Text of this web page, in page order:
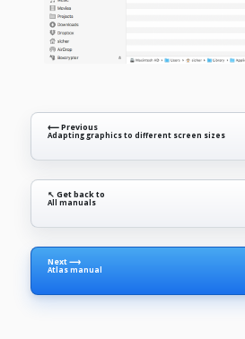
⟵ Previous
Adapting graphics to different screen sizes
↖ Get back to
All manuals
Next ⟶
Atlas manual